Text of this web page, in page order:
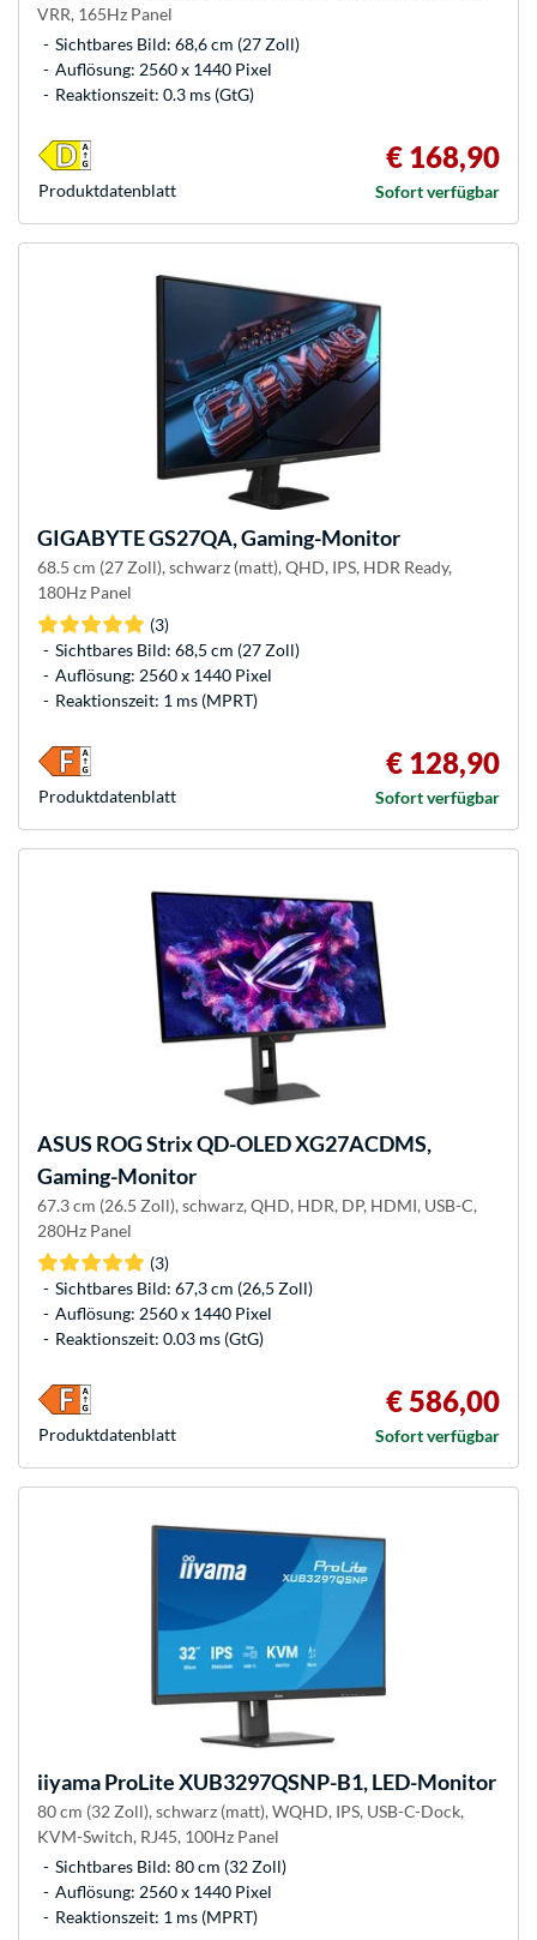
VRR, 165Hz Panel
Sichtbares Bild: 68,6 cm (27 Zoll)
Auflösung: 2560 x 1440 Pixel
Reaktionszeit: 0.3 ms (GtG)
€ 168,90
Sofort verfügbar
Produkt­datenblatt
GIGABYTEGS27QA, Gaming-Monitor
68.5 cm (27 Zoll), schwarz (matt), QHD, IPS, HDR Ready,
180Hz Panel
(3)
Sichtbares Bild: 68,5 cm (27 Zoll)
Auflösung: 2560 x 1440 Pixel
Reaktionszeit: 1 ms (MPRT)
€ 128,90
Sofort verfügbar
Produkt­datenblatt
ASUS ROG Strix QD-OLED XG27ACDMS,
Gaming-Monitor
67.3 cm (26.5 Zoll), schwarz, QHD, HDR, DP, HDMI, USB-C,
280Hz Panel
(3)
Sichtbares Bild: 67,3 cm (26,5 Zoll)
Auflösung: 2560 x 1440 Pixel
Reaktionszeit: 0.03 ms (GtG)
€ 586,00
Sofort verfügbar
Produkt­datenblatt
iiyamaProLite XUB3297QSNP-B1, LED-Monitor
80 cm (32 Zoll), schwarz (matt), WQHD, IPS, USB-C-Dock,
KVM-Switch, RJ45, 100Hz Panel
Sichtbares Bild: 80 cm (32 Zoll)
Auflösung: 2560 x 1440 Pixel
Reaktionszeit: 1 ms (MPRT)